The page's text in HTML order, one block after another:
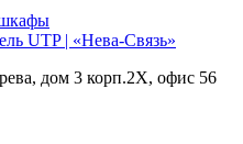
дом 3 корп.2X, офис 56